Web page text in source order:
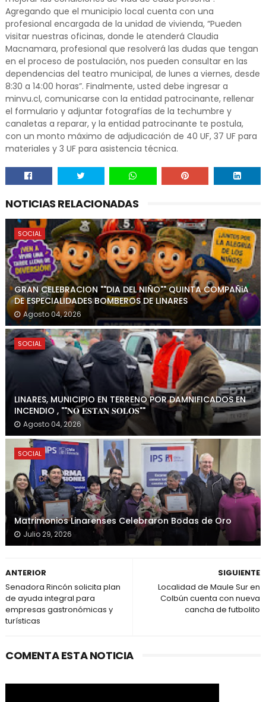
Agregando que el municipio local cuenta con una
profesional encargada de la unidad de vivienda, “Pueden
visitar nuestras oficinas, donde le atenderá Claudia
Macnamara, profesional que resolverá las dudas que tengan
en el proceso de postulación, nos pueden consultar en las
dependencias del teatro municipal, de lunes a viernes, desde
8:30 a 14:00 horas”. Finalmente, usted debe ingresar a
minvu.cl, comunicarse con la entidad patrocinante, rellenar
el formulario y adjuntar fotografías de la techumbre y
canaletas a reparar, y la entidad patrocinante te postula,
con un monto máximo de adjudicación de 40 UF, 37 UF para
materiales y 3 UF para asistencia técnica.
NOTICIAS RELACIONADAS
SOCIAL
GRAN CELEBRACION ""DIA DEL NIÑO"" QUINTA COMPAÑiA
DE ESPECIALIDADES BOMBEROS DE LINARES
Agosto 04, 2026
SOCIAL
LINARES, MUNICIPIO EN TERRENO POR DAMNIFICADOS EN
INCENDIO , ""𝐍𝐎 𝐄𝐒𝐓𝐀́𝐍 𝐒𝐎𝐋𝐎𝐒""
Agosto 04, 2026
SOCIAL
Matrimonios Linarenses Celebraron Bodas de Oro
Julio 29, 2026
SIGUIENTE
Localidad de Maule Sur en
Colbún cuenta con nueva
cancha de futbolito
ANTERIOR
Senadora Rincón solicita plan
de ayuda integral para
empresas gastronómicas y
turísticas
COMENTA ESTA NOTICIA